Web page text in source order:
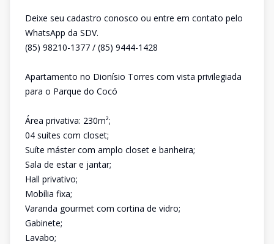
Deixe seu cadastro conosco ou entre em contato pelo
WhatsApp da SDV.
(85) 98210-1377 / (85) 9444-1428
Apartamento no Dionísio Torres com vista privilegiada
para o Parque do Cocó
Área privativa: 230m²;
04 suítes com closet;
Suíte máster com amplo closet e banheira;
Sala de estar e jantar;
Hall privativo;
Mobília fixa;
Varanda gourmet com cortina de vidro;
Gabinete;
Lavabo;